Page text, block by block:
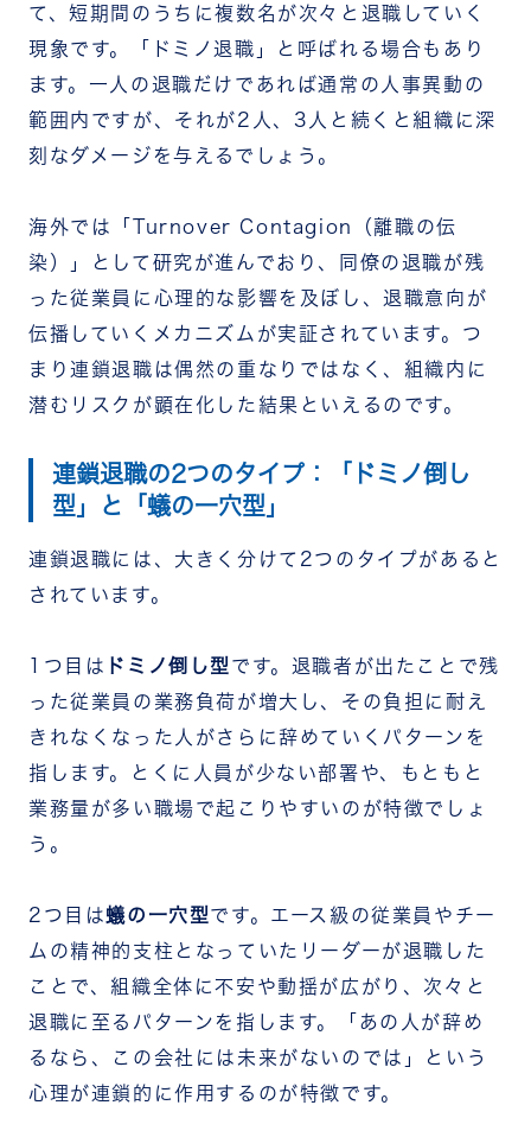
する
ステップ3｜「退職者を批判しない」組織メッセー
ジを発信する
ステップ4｜個別のキャリア相談・1on1の場を設
ける
連鎖退職を再発させないための根本対策
可視化する
称賛・感謝の文化を日常に根づかせる
称賛文化の醸成で連鎖退職を防ぐチームワークアプ
リ「RECOG」
て、短期間のうちに複数名が次々と退職していく
現象です。「ドミノ退職」と呼ばれる場合もあり
ます。一人の退職だけであれば通常の人事異動の
範囲内ですが、それが2人、3人と続くと組織に深
刻なダメージを与えるでしょう。
海外では「Turnover Contagion（離職の伝
染）」として研究が進んでおり、同僚の退職が残
った従業員に心理的な影響を及ぼし、退職意向が
伝播していくメカニズムが実証されています。つ
まり連鎖退職は偶然の重なりではなく、組織内に
潜むリスクが顕在化した結果といえるのです。
連鎖退職の2つのタイプ：「ドミノ倒し
型」と「蟻の一穴型」
連鎖退職には、大きく分けて2つのタイプがあると
されています。
1つ目は ドミノ倒し型 です。退職者が出たことで残
った従業員の業務負荷が増大し、その負担に耐え
きれなくなった人がさらに辞めていくパターンを
指します。とくに人員が少ない部署や、もともと
業務量が多い職場で起こりやすいのが特徴でしょ
う。
2つ目は蟻の一穴型です。エース級の従業員やチー
ムの精神的支柱となっていたリーダーが退職した
ことで、組織全体に不安や動揺が広がり、次々と
退職に至るパターンを指します。「あの人が辞め
るなら、この会社には未来がないのでは」という
心理が連鎖的に作用するのが特徴です。